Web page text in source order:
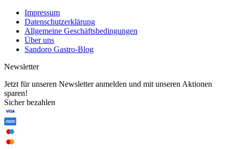
Impressum
Datenschutzerklärung
Allgemeine Geschäftsbedingungen
Über uns
Sandoro Gastro-Blog
Newsletter
Jetzt für unseren Newsletter anmelden und mit unseren Aktionen
sparen!
Sicher bezahlen